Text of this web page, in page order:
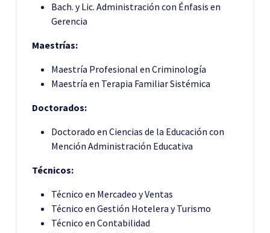
Bach. y Lic. Administración con Énfasis en
Gerencia
Maestrías:
Maestría Profesional en Criminología
Maestría en Terapia Familiar Sistémica
Doctorados:
Doctorado en Ciencias de la Educación con
Mención Administración Educativa
Técnicos:
Técnico en Mercadeo y Ventas
Técnico en Gestión Hotelera y Turismo
Técnico en Contabilidad